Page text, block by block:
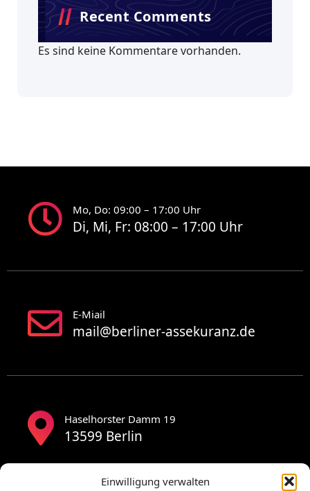
Einwilligung verwalten
Recent Comments
Es sind keine Kommentare vorhanden.
Mo, Do: 09:00 – 17:00 Uhr
Di, Mi, Fr: 08:00 – 17:00 Uhr
E-Miail
mail@berliner-assekuranz.de
Haselhorster Damm 19
13599 Berlin